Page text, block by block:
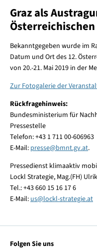
Graz als
Bekanntgegeben wurde im
Datum und Ort des 12.
von 20.-21. Mai 2019 in der
Zur Fotogalerie der
Rückfragehinweis:
Bundesministerium für
Pressestelle
Telefon: +43 1 711 00-606963
E-Mail: presse@bmnt.gv.at.
Pressedienst klimaaktiv
Lockl Strategie, Mag.(FH)
Tel.: +43 660 15 16 17 6
E-Mail:us@lockl-strategie.at
Folgen Sie uns